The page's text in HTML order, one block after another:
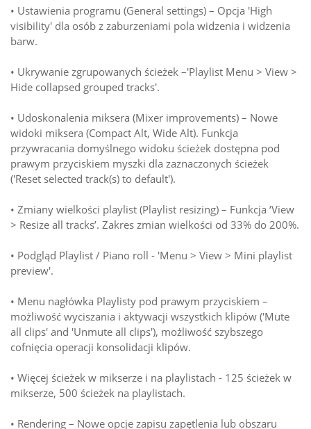
• Ustawienia programu (General settings) – Opcja 'High
visibility' dla osób z zaburzeniami pola widzenia i widzenia
barw.
• Ukrywanie zgrupowanych ścieżek –'Playlist Menu > View >
Hide collapsed grouped tracks'.
• Udoskonalenia miksera (Mixer improvements) – Nowe
widoki miksera (Compact Alt, Wide Alt). Funkcja
przywracania domyślnego widoku ścieżek dostępna pod
prawym przyciskiem myszki dla zaznaczonych ścieżek
('Reset selected track(s) to default').
• Zmiany wielkości playlist (Playlist resizing) – Funkcja ‘View
> Resize all tracks’. Zakres zmian wielkości od 33% do 200%.
• Podgląd Playlist / Piano roll - 'Menu > View > Mini playlist
preview'.
• Menu nagłówka Playlisty pod prawym przyciskiem –
możliwość wyciszania i aktywacji wszystkich klipów ('Mute
all clips' and 'Unmute all clips'), możliwość szybszego
cofnięcia operacji konsolidacji klipów.
• Więcej ścieżek w mikserze i na playlistach - 125 ścieżek w
mikserze, 500 ścieżek na playlistach.
• Rendering – Nowe opcje zapisu zapętlenia lub obszaru